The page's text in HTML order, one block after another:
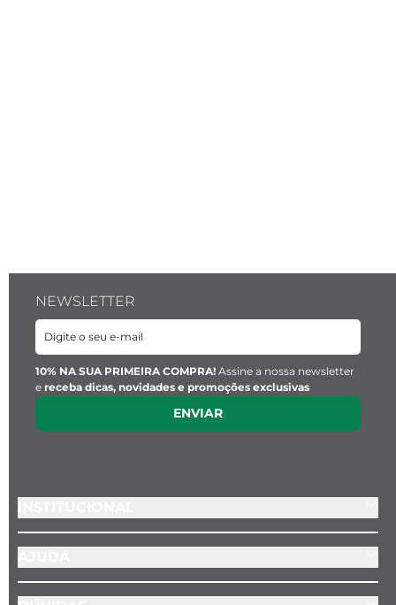
NEWSLETTER
10% NA SUA PRIMEIRA COMPRA! Assine a nossa newsletter
e receba dicas, novidades e promoções exclusivas
ENVIAR